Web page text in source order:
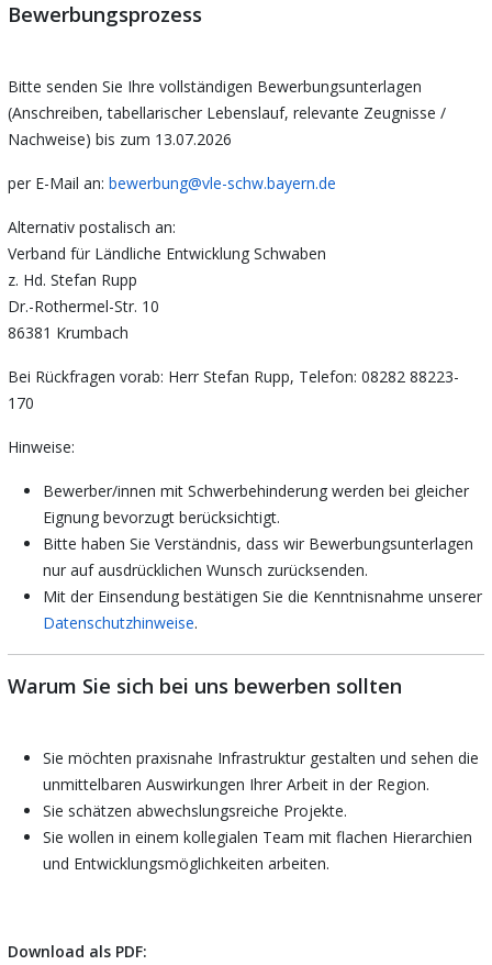
Bewerbungsprozess
Bitte senden Sie Ihre vollständigen Bewerbungsunterlagen
(Anschreiben, tabellarischer Lebenslauf, relevante Zeugnisse /
Nachweise) bis zum 13.07.2026
per E-Mail an:bewerbung@vle-schw.bayern.de
Alternativ postalisch an:
Verband für Ländliche Entwicklung Schwaben
z. Hd. Stefan Rupp
Dr.-Rothermel-Str. 10
86381 Krumbach
Bei Rückfragen vorab: Herr Stefan Rupp, Telefon: 08282 88223-
170
Hinweise:
Bewerber/innen mit Schwerbehinderung werden bei gleicher
Eignung bevorzugt berücksichtigt.
Bitte haben Sie Verständnis, dass wir Bewerbungsunterlagen
nur auf ausdrücklichen Wunsch zurücksenden.
Mit der Einsendung bestätigen Sie die Kenntnisnahme unserer
Datenschutzhinweise.
Warum Sie sich bei uns bewerben sollten
Sie möchten praxisnahe Infrastruktur gestalten und sehen die
unmittelbaren Auswirkungen Ihrer Arbeit in der Region.
Sie schätzen abwechslungsreiche Projekte.
Sie wollen in einem kollegialen Team mit flachen Hierarchien
und Entwicklungsmöglichkeiten arbeiten.
Download als PDF: